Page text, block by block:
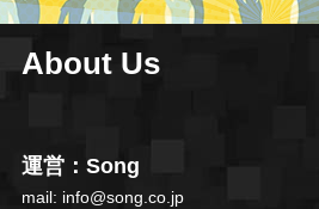
About Us
運営：Song
mail: info@song.co.jp